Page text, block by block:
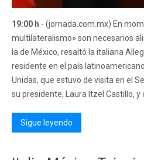
19:00 h - (jornada.com.mx) En
multilateralismo» son necesarios
la de México, resaltó la italiana
residente en el país
Unidas, que estuvo de visita en el
su presidente, Laura Itzel Castillo, y
Sigue leyendo